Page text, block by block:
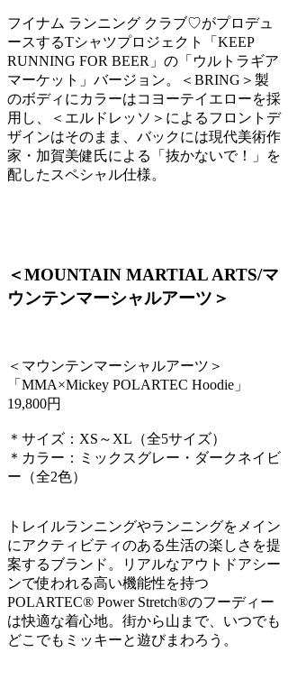
フイナム ランニング クラブ♡がプロデュ
ースするTシャツプロジェクト「KEEP
RUNNING FOR BEER」の「ウルトラギア
マーケット」バージョン。＜BRING＞製
のボディにカラーはコヨーテイエローを採
用し、＜エルドレッソ＞によるフロントデ
ザインはそのまま、バックには現代美術作
家・加賀美健氏による「抜かないで！」を
配したスペシャル仕様。
＜MOUNTAIN MARTIAL ARTS/マ
ウンテンマーシャルアーツ＞
＜マウンテンマーシャルアーツ＞
「MMA×Mickey POLARTEC Hoodie」
19,800円
＊サイズ：XS～XL（全5サイズ）
＊カラー：ミックスグレー・ダークネイビ
ー（全2色）
トレイルランニングやランニングをメイン
にアクティビティのある生活の楽しさを提
案するブランド。リアルなアウトドアシー
ンで使われる高い機能性を持つ
POLARTEC® Power Stretch®のフーディー
は快適な着心地。街から山まで、いつでも
どこでもミッキーと遊びまわろう。